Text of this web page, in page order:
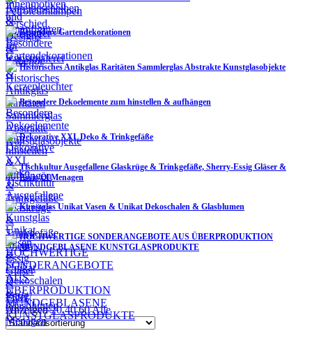
Besondere Gartendekorationen
Historisches Antikglas Raritäten Sammlerglas Abstrakte Kunstglasobjekte
Besondere Dekoelemente zum hinstellen & aufhängen
Dekorative XXL Deko & Trinkgefäße
Tischkultur Ausgefallene Glaskrüge & Trinkgefäße, Sherry-Essig Gläser &
Essig/Öl Menagen
Kunstglas Unikat Vasen & Unikat Dekoschalen & Glasblumen
HOCHWERTIGE SONDERANGEBOTE AUS ÜBERPRODUKTION
MUNDGEBLASENE KUNSTGLASPRODUKTE
Filter
Anzeigen204060Alle